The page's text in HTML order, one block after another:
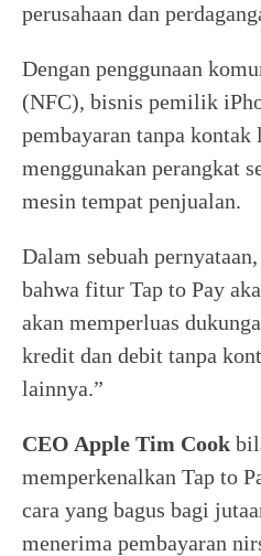
perusahaan dan
Dengan penggunaan
(NFC), bisnis pemilik
pembayaran tanpa kontak
menggunakan perangkat
mesin tempat penjualan.
Dalam sebuah
bahwa fitur Tap to Pay
akan memperluas
kredit dan debit tanpa
lainnya.”
CEO Apple Tim Cook
memperkenalkan Tap to
cara yang bagus bagi
menerima pembayaran